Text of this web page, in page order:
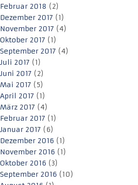
Februar 2018 (2)
Dezember 2017 (1)
November 2017 (4)
Oktober 2017 (1)
September 2017 (4)
Juli 2017 (1)
Juni 2017 (2)
Mai 2017 (5)
April 2017 (1)
März 2017 (4)
Februar 2017 (1)
Januar 2017 (6)
Dezember 2016 (1)
November 2016 (1)
Oktober 2016 (3)
September 2016 (10)